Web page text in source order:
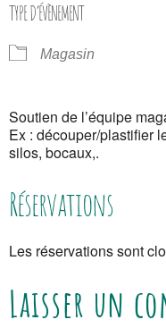
TYPE D’ÉVÈNEMENT
Magasin
Soutien de l’équipe
Ex : découper/plastifier
silos, bocaux,.
Réservations
Les réservations sont
Laisser un